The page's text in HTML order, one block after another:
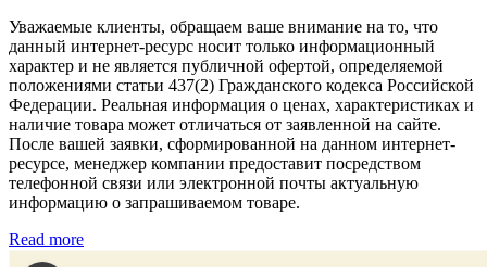
Уважаемые клиенты, обращаем ваше внимание на то, что
данный интернет-ресурс носит только информационный
характер и не является публичной офертой, определяемой
положениями статьи 437(2) Гражданского кодекса Российской
Федерации. Реальная информация о ценах, характеристиках и
наличие товара может отличаться от заявленной на сайте.
После вашей заявки, сформированной на данном интернет-
ресурсе, менеджер компании предоставит посредством
телефонной связи или электронной почты актуальную
информацию о запрашиваемом товаре.
Read more